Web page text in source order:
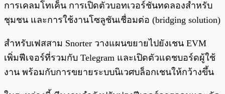
การเคลมโทเค็น การเปิดตัวบอทเวอร์ชันทดลองสำหรับ
ชุมชน และการใช้งานโซลูชันเชื่อมต่อ (bridging solution)
สำหรับเฟสสาม Snorter วางแผนขยายไปยังเชน EVM
เพิ่มฟีเจอร์ที่รวมกับ Telegram และเปิดตัวแดชบอร์ดผู้ใช้
งาน พร้อมกับการขยายระบบนิเวศบล็อกเชนให้กว้างขึ้น